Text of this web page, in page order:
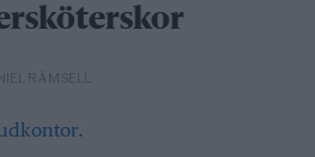
RÄMSELL